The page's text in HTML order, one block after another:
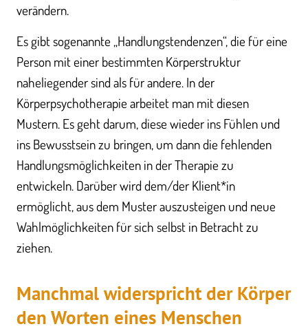
verändern.
Es gibt sogenannte „Handlungstendenzen“, die für eine
Person mit einer bestimmten Körperstruktur
naheliegender sind als für andere. In der
Körperpsychotherapie arbeitet man mit diesen
Mustern. Es geht darum, diese wieder ins Fühlen und
ins Bewusstsein zu bringen, um dann die fehlenden
Handlungsmöglichkeiten in der Therapie zu
entwickeln. Darüber wird dem/der Klient*in
ermöglicht, aus dem Muster auszusteigen und neue
Wahlmöglichkeiten für sich selbst in Betracht zu
ziehen.
Manchmal widerspricht der Körper
den Worten eines Menschen